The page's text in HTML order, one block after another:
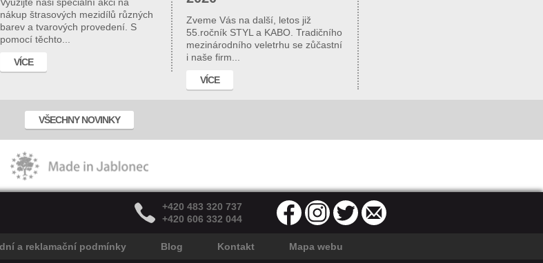
nákup štrasových mezidílů různých
barev a tvarových provedení. S
pomocí těchto...
VÍCE
Zveme Vás na další, letos již
55.ročník STYL a KABO. Tradičního
mezinárodního veletrhu se zůčastní
i naše firm...
VÍCE
VŠECHNY NOVINKY
+420 483 320 737
+420 606 332 044
a reklamační podmínky Blog Kontakt Mapa webu